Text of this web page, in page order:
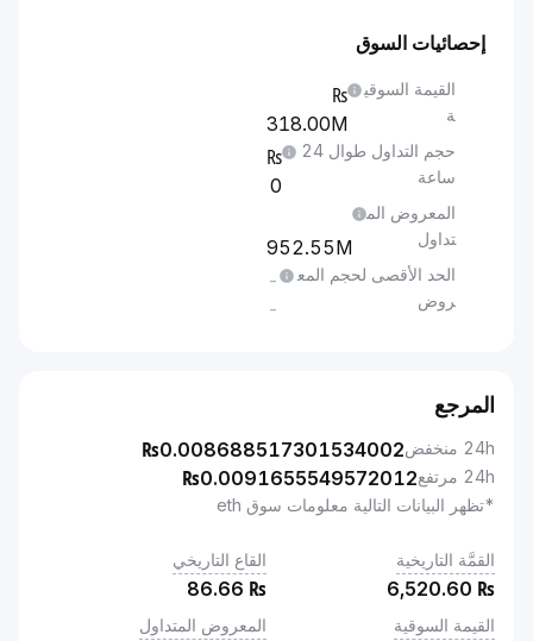
إحصائيات السوق
القيمة السوقي
ة
318.00M
حجم التداول طوال 24
ساعة
0
المعروض الم
تداول
952.55M
الحد الأقصى لحجم المع
روض
-
-
المرجع
24h منخفض ₨0.008688517301534002
24h مرتفع ₨0.0091655549572012
*تظهر البيانات التالية معلومات سوق eth
القمَّة التاريخية
₨
6,520.60
القاع التاريخي
₨
86.66
القيمة السوقية المعروض المتداول